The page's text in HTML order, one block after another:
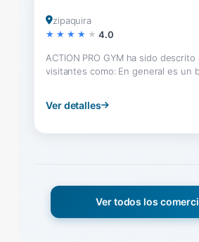
zipaquira
4.0
ACTION PRO GYM ha sido
visitantes como: En general es un
Ver detalles
Ver todos los